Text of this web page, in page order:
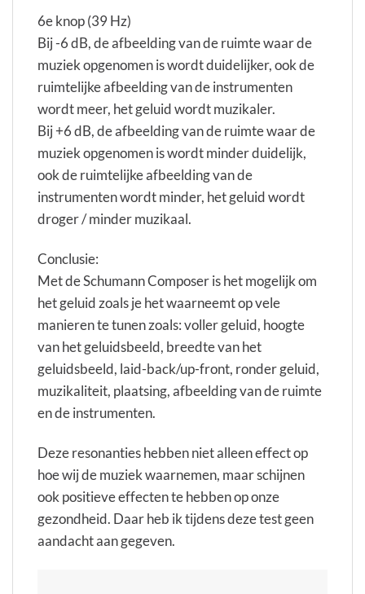
6e knop (39 Hz)
Bij -6 dB, de afbeelding van de ruimte waar de
muziek opgenomen is wordt duidelijker, ook de
ruimtelijke afbeelding van de instrumenten
wordt meer, het geluid wordt muzikaler.
Bij +6 dB, de afbeelding van de ruimte waar de
muziek opgenomen is wordt minder duidelijk,
ook de ruimtelijke afbeelding van de
instrumenten wordt minder, het geluid wordt
droger / minder muzikaal.
Conclusie:
Met de Schumann Composer is het mogelijk om
het geluid zoals je het waarneemt op vele
manieren te tunen zoals: voller geluid, hoogte
van het geluidsbeeld, breedte van het
geluidsbeeld, laid-back/up-front, ronder geluid,
muzikaliteit, plaatsing, afbeelding van de ruimte
en de instrumenten.
Deze resonanties hebben niet alleen effect op
hoe wij de muziek waarnemen, maar schijnen
ook positieve effecten te hebben op onze
gezondheid. Daar heb ik tijdens deze test geen
aandacht aan gegeven.